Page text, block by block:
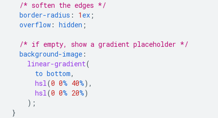
/* soften the edges */
border-radius : 1 ex ;
overflow : hidden ;
/* if empty, show a gradient placeholder */
background-image :
linear-gradient(
to bottom,
hsl(0 0% 40%),
hsl(0 0% 20%)
);
}